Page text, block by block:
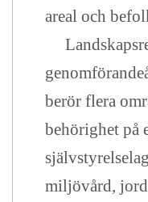
areal och
berör flera
behörighet på
miljövård,